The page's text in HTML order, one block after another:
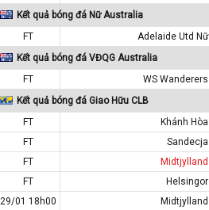
Kết quả bóng đá Nữ Australia
FT
Adelaide Utd Nữ
Kết quả bóng đá VĐQG Australia
FT
WS Wanderers
Kết quả bóng đá Giao Hữu CLB
FT
Khánh Hòa
FT
Sandecja
FT
Midtjylland
FT
Helsingor
29/01 18h00
Midtjylland